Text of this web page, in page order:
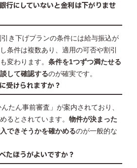
行にしていないと金利は下がりませ
き下げプランの条件には給与振込が
条件は複数あり、適用の可否や割引
変わります。 条件を1つずつ満たせる
して確認するのが確実です。
受けられますか？
たん事前審査」が案内されており、
るとされています。 物件が決まった
できそうかを確かめるのが一般的な
たほうがよいですか？